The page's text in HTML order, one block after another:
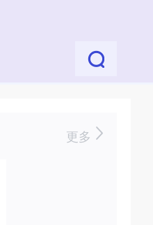
更多